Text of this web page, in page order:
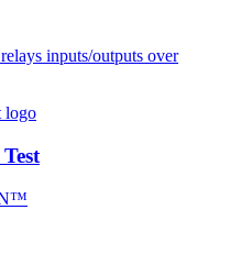
inputs/outputs over